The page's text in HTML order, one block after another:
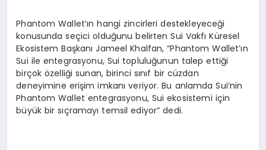
Phantom Wallet’ın hangi zincirleri destekleyeceği
konusunda seçici olduğunu belirten Sui Vakfı Küresel
Ekosistem Başkanı Jameel Khalfan, “Phantom Wallet’ın
Sui ile entegrasyonu, Sui topluluğunun talep ettiği
birçok özelliği sunan, birinci sınıf bir cüzdan
deneyimine erişim imkanı veriyor. Bu anlamda Sui’nin
Phantom Wallet entegrasyonu, Sui ekosistemi için
büyük bir sıçramayı temsil ediyor” dedi.